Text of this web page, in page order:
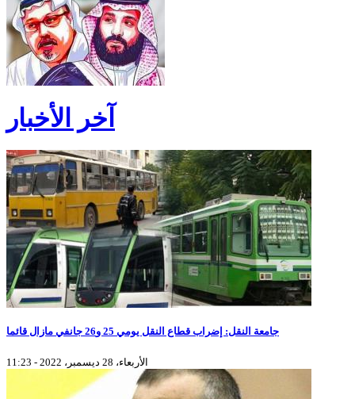
آخر الأخبار
جامعة النقل: إضراب قطاع النقل يومي 25 و26 جانفي مازال قائما
الأربعاء، 28 ديسمبر، 2022 - 11:23